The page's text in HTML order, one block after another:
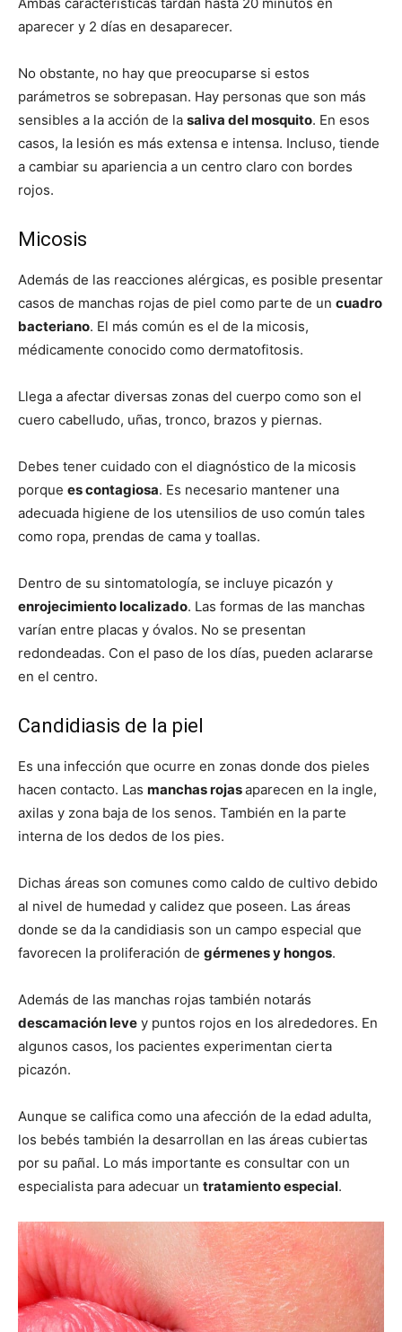
aparecer y 2 días en desaparecer.
No obstante, no hay que preocuparse si estos
parámetros se sobrepasan. Hay personas que son más
sensibles a la acción de la saliva del mosquito. En esos
casos, la lesión es más extensa e intensa. Incluso, tiende
a cambiar su apariencia a un centro claro con bordes
rojos.
Micosis
Además de las reacciones alérgicas, es posible presentar
casos de manchas rojas de piel como parte de un cuadro
bacteriano. El más común es el de la micosis,
médicamente conocido como dermatofitosis.
Llega a afectar diversas zonas del cuerpo como son el
cuero cabelludo, uñas, tronco, brazos y piernas.
Debes tener cuidado con el diagnóstico de la micosis
porque es contagiosa. Es necesario mantener una
adecuada higiene de los utensilios de uso común tales
como ropa, prendas de cama y toallas.
Dentro de su sintomatología, se incluye picazón y
enrojecimiento localizado. Las formas de las manchas
varían entre placas y óvalos. No se presentan
redondeadas. Con el paso de los días, pueden aclararse
en el centro.
Candidiasis de la piel
Es una infección que ocurre en zonas donde dos pieles
hacen contacto. Las manchas rojasaparecen en la ingle,
axilas y zona baja de los senos. También en la parte
interna de los dedos de los pies.
Dichas áreas son comunes como caldo de cultivo debido
al nivel de humedad y calidez que poseen. Las áreas
donde se da la candidiasis son un campo especial que
favorecen la proliferación de gérmenes y hongos.
Además de las manchas rojas también notarás
descamación leve y puntos rojos en los alrededores. En
algunos casos, los pacientes experimentan cierta
picazón.
Aunque se califica como una afección de la edad adulta,
los bebés también la desarrollan en las áreas cubiertas
por su pañal. Lo más importante es consultar con un
especialista para adecuar un tratamiento especial.